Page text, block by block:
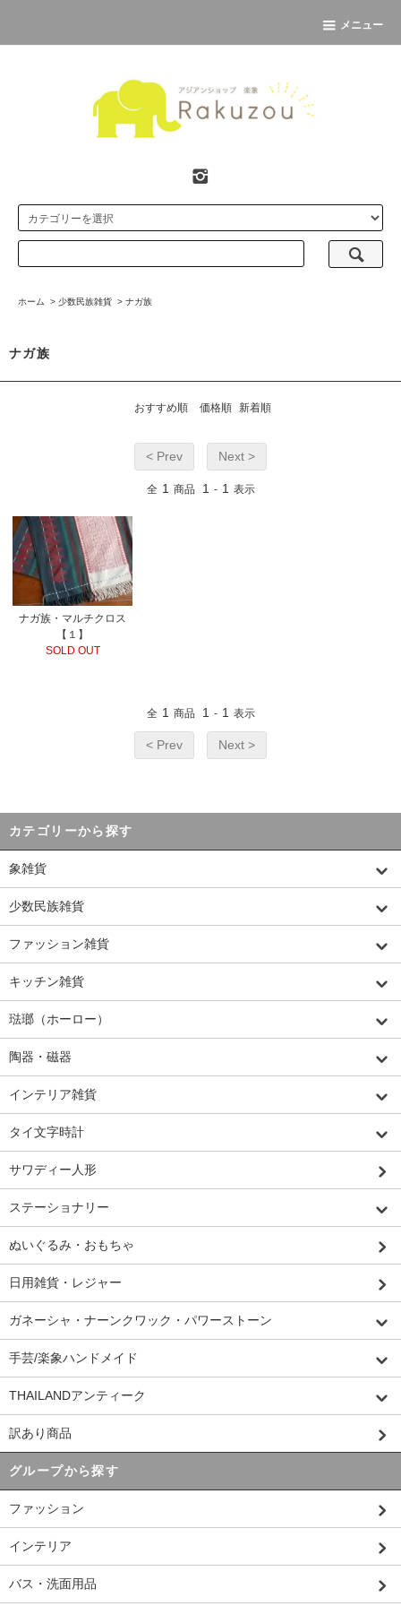
メニュー
ホーム > 少数民族雑貨 > ナガ族
ナガ族
おすすめ順 価格順 新着順
< Prev Next >
全 1 商品 1 - 1 表示
ナガ族・マルチクロス
【１】
SOLD OUT
全 1 商品 1 - 1 表示
< Prev Next >
カテゴリーから探す
象雑貨
少数民族雑貨
ファッション雑貨
キッチン雑貨
琺瑯（ホーロー）
陶器・磁器
インテリア雑貨
タイ文字時計
サワディー人形
ステーショナリー
ぬいぐるみ・おもちゃ
日用雑貨・レジャー
ガネーシャ・ナーンクワック・パワーストーン
手芸/楽象ハンドメイド
THAILANDアンティーク
訳あり商品
グループから探す
ファッション
インテリア
バス・洗面用品